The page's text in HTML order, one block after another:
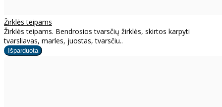
Žirklės teipams
Žirklės teipams. Bendrosios tvarsčių žirklės, skirtos karpyti
tvarsliavas, marles, juostas, tvarsčiu..